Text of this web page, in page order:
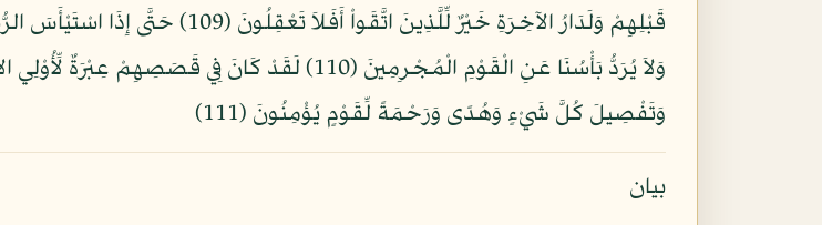
قَبْلِهِمْ وَلَدَارُ الآخِرَةِ خَيْرٌ لِّلَّذِينَ
وَلاَ يُرَدُّ بَأْسُنَا عَنِ الْقَوْمِ الْمُجْرِمِينَ (110) لَقَدْ
وَتَفْصِيلَ كُلَّ شَيْءٍ وَهُدًى وَرَحْمَةً لِّقَوْمٍ يُؤْمِنُونَ (111)
بيان